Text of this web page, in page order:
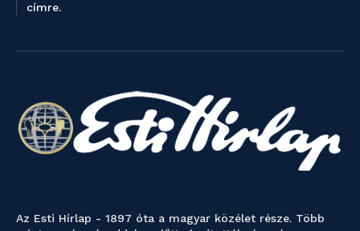
címre.
Az Esti Hírlap - 1897 óta a magyar közélet része. Több